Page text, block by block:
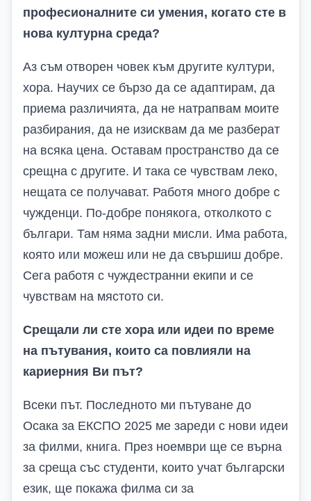
професионалните си умения, когато сте в
нова културна среда?
Аз съм отворен човек към другите култури,
хора. Научих се бързо да се адаптирам, да
приема различията, да не натрапвам моите
разбирания, да не изисквам да ме разберат
на всяка цена. Оставам пространство да се
срещна с другите. И така се чувствам леко,
нещата се получават. Работя много добре с
чужденци. По-добре понякога, отколкото с
българи. Там няма задни мисли. Има работа,
която или можеш или не да свършиш добре.
Сега работя с чуждестранни екипи и се
чувствам на мястото си.
Срещали ли сте хора или идеи по време
на пътувания, които са повлияли на
кариерния Ви път?
Всеки път. Последното ми пътуване до
Осака за ЕКСПО 2025 ме зареди с нови идеи
за филми, книга. През ноември ще се върна
за среща със студенти, които учат български
език, ще покажа филма си за